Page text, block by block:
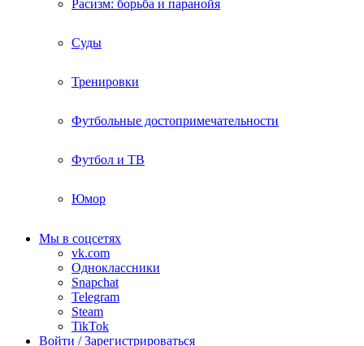
Расизм: борьба и паранойя
Суды
Тренировки
Футбольные достопримечательности
Футбол и ТВ
Юмор
Мы в соцсетях
vk.com
Одноклассники
Snapchat
Telegram
Steam
TikTok
Войти / Зарегистрироваться